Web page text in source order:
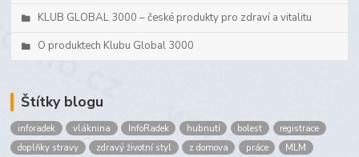
KLUB GLOBAL 3000 – české produkty pro zdraví a vitalitu
O produktech Klubu Global 3000
Štítky blogu
inforadek vláknina InfoRadek hubnutí bolest
registrace
doplňky stravy
zdravý životní styl z domova práce
MLM